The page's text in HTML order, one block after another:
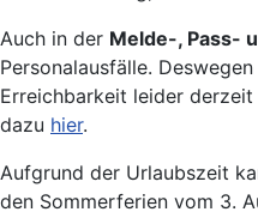
Auch in der Melde-, Pass-
Personalausfälle.
Erreichbarkeit leider
dazu hier.
Aufgrund der Urlaubszeit
den Sommerferien vom 3.